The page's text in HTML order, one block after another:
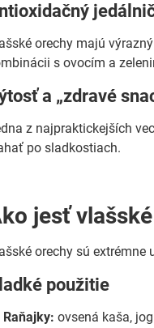
orechy majú
s ovocím a
a „zdravé
z najpraktickejších
po sladkostiach.
jesť
orechy sú
použitie
Raňajky: ovsená kaša,